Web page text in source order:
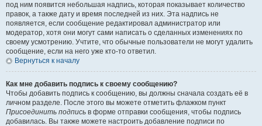
под ним появится небольшая надпись, которая показывает количество
правок, а также дату и время последней из них. Эта надпись не
появляется, если сообщение редактировал администратор или
модератор, хотя они могут сами написать о сделанных изменениях по
своему усмотрению. Учтите, что обычные пользователи не могут удалить
сообщение, если на него уже кто-то ответил.
Вернуться к началу
Как мне добавить подпись к своему сообщению?
Чтобы добавить подпись к сообщению, вы должны сначала создать её в
личном разделе. После этого вы можете отметить флажком пункт
Присоединить подпись в форме отправки сообщения, чтобы подпись
добавилась. Вы также можете настроить добавление подписи по